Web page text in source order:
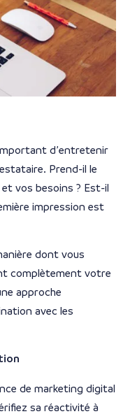
d’entretenir
Prend-il le
vos besoins ? Est-il
impression est
dont vous
complètement votre
approche
avec les
de marketing digital
sa réactivité à